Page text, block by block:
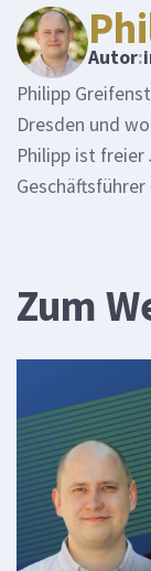
Autor:
Philipp
Dresden und
Philipp ist
Geschäftsführer
Zum